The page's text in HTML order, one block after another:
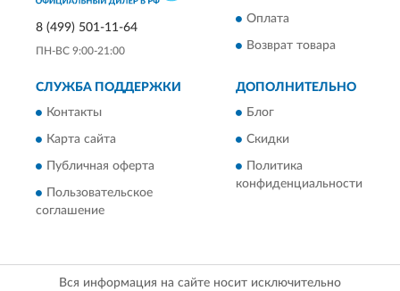
8 (499) 501-11-64
ПН-ВС 9:00-21:00
Оплата
Возврат товара
СЛУЖБА ПОДДЕРЖКИ
Контакты
Карта сайта
Публичная оферта
Пользовательское
соглашение
ДОПОЛНИТЕЛЬНО
Блог
Скидки
Политика
конфиденциальности
Вся информация на сайте носит исключительно